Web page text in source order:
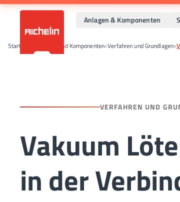
Anlagen & Komponenten
Startseite Anlagen und Komponenten•Verfahren und Grundlagen•
VERFAHREN UND
Vakuum
in der